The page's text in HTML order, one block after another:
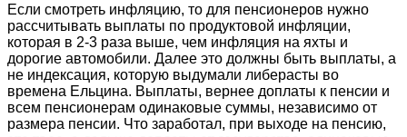
Если смотреть инфляцию, то для пенсионеров нужно
рассчитывать выплаты по продуктовой инфляции,
которая в 2-3 раза выше, чем инфляция на яхты и
дорогие автомобили. Далее это должны быть выплаты, а
не индексация, которую выдумали либерасты во
времена Ельцина. Выплаты, вернее доплаты к пенсии и
всем пенсионерам одинаковые суммы, независимо от
размера пенсии. Что заработал, при выходе на пенсию,